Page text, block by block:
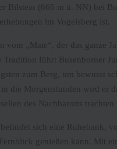
Bilstein (666 m ü. NN) bei
im Vogelsberg ist.
vom „Maie“, der das ganze
führt Busenborner
zum Berg, um bewusst
in die Morgenstunden wird er
des Nachbarorts trachten
sich eine Ruhebank,
genießen kann. Mit